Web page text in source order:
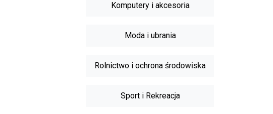
Komputery i akcesoria
Moda i ubrania
Rolnictwo i ochrona środowiska
Sport i Rekreacja